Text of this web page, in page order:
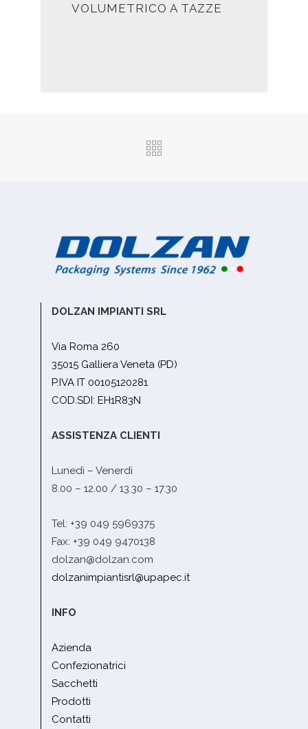
VOLUMETRICO A TAZZE
DOLZAN IMPIANTI SRL
Via Roma 260
35015 Galliera Veneta (PD)
P.IVA IT 00105120281
COD.SDI: EH1R83N
ASSISTENZA CLIENTI
Lunedì – Venerdì
8.00 – 12.00 / 13.30 – 17.30
Tel: +39 049 5969375
Fax: +39 049 9470138
dolzan@dolzan.com
dolzanimpiantisrl@upapec.it
INFO
Azienda
Confezionatrici
Sacchetti
Prodotti
Contatti